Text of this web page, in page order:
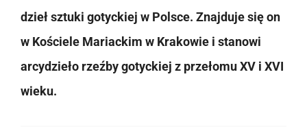
dzieł sztuki gotyckiej w Polsce. Znajduje się on
w Kościele Mariackim w Krakowie i stanowi
arcydzieło rzeźby gotyckiej z przełomu XV i XVI
wieku.